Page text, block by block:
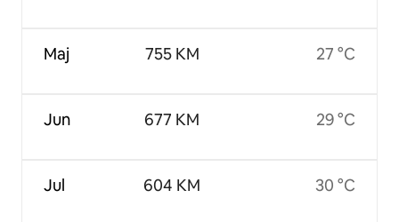
Maj
Jun
Jul
755 KM
677 KM
604 KM
27 °C
29 °C
30 °C